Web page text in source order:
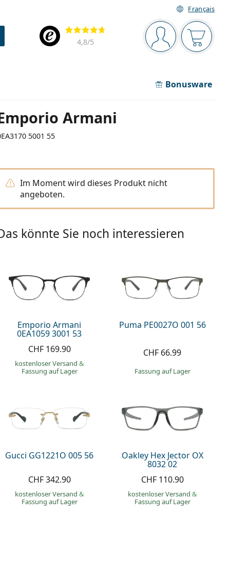
Français
Navigationsleiste
Sie sind Der
Bewertung
4,8/5
Bonusware
Armani
5001 55
Im Moment wird dieses Produkt nicht
angeboten.
könnte Sie noch interessieren
Emporio Armani
0EA1059 3001 53
CHF 169.90
kostenloser Versand &
Fassung auf Lager
Puma PE0027O 001 56
CHF 66.99
Fassung auf Lager
Gucci GG1221O 005 56
CHF 342.90
kostenloser Versand &
Fassung auf Lager
Oakley Hex Jector OX
8032 02
CHF 110.90
kostenloser Versand &
Fassung auf Lager